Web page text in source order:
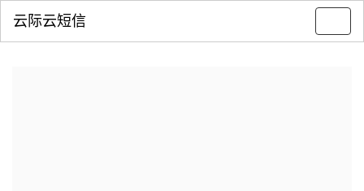
云际云短信